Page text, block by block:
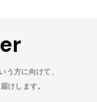
う方に向けて、
けします。